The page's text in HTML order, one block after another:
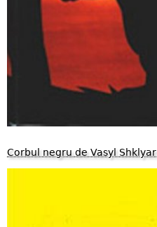
Corbul negru de Vasyl Shklyar